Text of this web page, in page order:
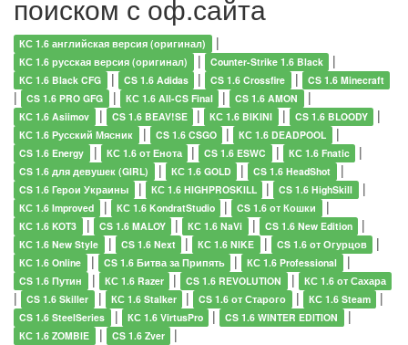
поиском с оф.сайта
КС 1.6 английская версия (оригинал) |
КС 1.6 русская версия (оригинал) | Counter-Strike 1.6 Black |
КС 1.6 Black CFG | CS 1.6 Adidas | CS 1.6 Crossfire | CS 1.6 Minecraft
| CS 1.6 PRO GFG | КС 1.6 All-CS Final | CS 1.6 AMON |
КС 1.6 Asiimov | CS 1.6 BEAV!SE | КС 1.6 BIKINI | CS 1.6 BLOODY |
КС 1.6 Русский Мясник | CS 1.6 CSGO | КС 1.6 DEADPOOL |
CS 1.6 Energy | КС 1.6 от Енота | CS 1.6 ESWC | КС 1.6 Fnatic |
CS 1.6 для девушек (GIRL) | КС 1.6 GOLD | CS 1.6 HeadShot |
CS 1.6 Герои Украины | КС 1.6 HIGHPROSKILL | CS 1.6 HighSkill |
КС 1.6 Improved | КС 1.6 KondratStudio | CS 1.6 от Кошки |
КС 1.6 KOT3 | CS 1.6 MALOY | КС 1.6 NaVi | CS 1.6 New Edition |
КС 1.6 New Style | CS 1.6 Next | КС 1.6 NIKE | CS 1.6 от Огурцов |
КС 1.6 Online | CS 1.6 Битва за Припять | КС 1.6 Professional |
CS 1.6 Путин | КС 1.6 Razer | CS 1.6 REVOLUTION | КС 1.6 от Сахара
| CS 1.6 Skiller | КС 1.6 Stalker | CS 1.6 от Старого | КС 1.6 Steam |
CS 1.6 SteelSeries | КС 1.6 VirtusPro | CS 1.6 WINTER EDITION |
КС 1.6 ZOMBIE | CS 1.6 Zver |